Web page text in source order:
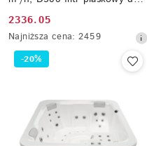
basenu max 40 m³
Cena
promocyjna:
2336.05
Najniższa
cena
obniżką
Najniższa cena: 2459
-20%